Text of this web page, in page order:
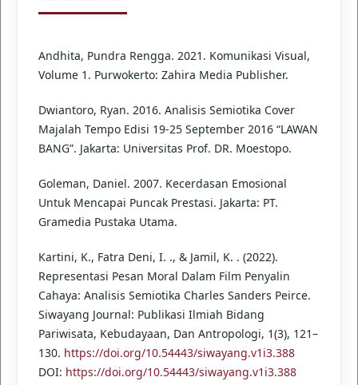
Andhita, Pundra Rengga. 2021. Komunikasi Visual,
Volume 1. Purwokerto: Zahira Media Publisher.
Dwiantoro, Ryan. 2016. Analisis Semiotika Cover
Majalah Tempo Edisi 19-25 September 2016 “LAWAN
BANG”. Jakarta: Universitas Prof. DR. Moestopo.
Goleman, Daniel. 2007. Kecerdasan Emosional
Untuk Mencapai Puncak Prestasi. Jakarta: PT.
Gramedia Pustaka Utama.
Kartini, K., Fatra Deni, I. ., & Jamil, K. . (2022).
Representasi Pesan Moral Dalam Film Penyalin
Cahaya: Analisis Semiotika Charles Sanders Peirce.
Siwayang Journal: Publikasi Ilmiah Bidang
Pariwisata, Kebudayaan, Dan Antropologi, 1(3), 121–
130. https://doi.org/10.54443/siwayang.v1i3.388
DOI: https://doi.org/10.54443/siwayang.v1i3.388